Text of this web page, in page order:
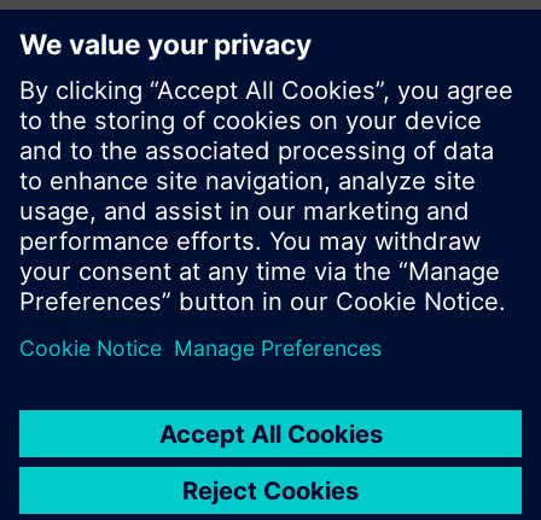
© Siemens Schweiz AG 2020
Preise: unverbindliche Preisempfehlung ohne
MWSt in EUR
Nutzungsbedingungen